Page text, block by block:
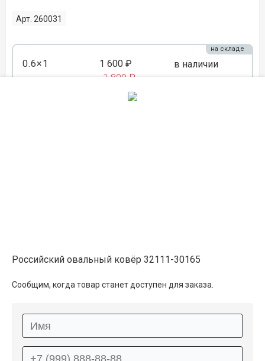
Арт. 260031
0.6×1 1 600 ₽
1 800 ₽
в наличии
на складе
0.8×1.5 3 200 ₽ в наличии
1×1.5 4 050 ₽
на складе
Российский овальный ковёр 32111-30165
Сообщим, когда товар станет доступен для заказа.